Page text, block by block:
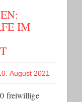
IM
August 2021
freiwillige